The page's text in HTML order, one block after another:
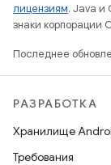
лицензиям. Java и
знаки корпорации
Последнее
РАЗРАБОТКА
Хранилище
Требования